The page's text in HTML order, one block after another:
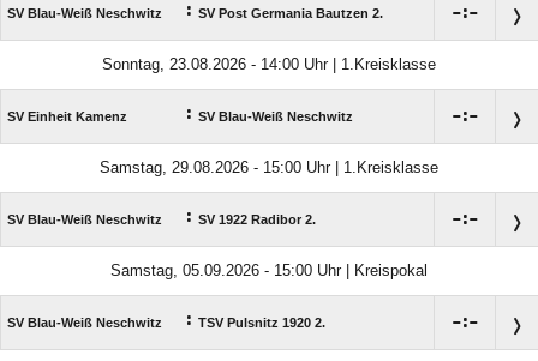
SV Blau-Weiß Neschwitz : SV Post Germania Bautzen 2. :
Sonntag, 23.08.2026 - 14:00 Uhr | 1.Kreisklasse
SV Einheit Kamenz : SV Blau-Weiß Neschwitz :
Samstag, 29.08.2026 - 15:00 Uhr | 1.Kreisklasse
SV Blau-Weiß Neschwitz : SV 1922 Radibor 2. :
Samstag, 05.09.2026 - 15:00 Uhr | Kreispokal
SV Blau-Weiß Neschwitz : TSV Pulsnitz 1920 2. :